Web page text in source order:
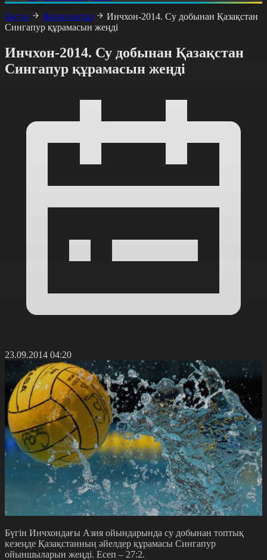
Басты
Жаңалықтар
Инчхон-2014. Су добынан Қазақстан
Сингапур құрамасын жеңді
Инчхон-2014. Су добынан Қазақстан
Сингапур құрамасын жеңді
23.09.2014 04:20
Бүгін Инчхондағы Азия ойындарында су добынан топтық
кезеңде Қазақстанның әйелдер құрамасы Сингапур
ойыншыларын жеңді. Есеп – 27:2.